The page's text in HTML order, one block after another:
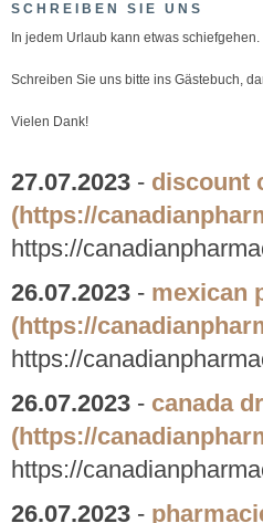
SCHREIBEN SIE UNS
In jedem Urlaub kann etwas schiefgehen.
Schreiben Sie uns bitte ins Gästebuch,
Vielen Dank!
27.07.2023 - discount
(https://
https://
26.07.2023 - mexican
(https://
https://
26.07.2023 - canada
(https://
https://
26.07.2023 -